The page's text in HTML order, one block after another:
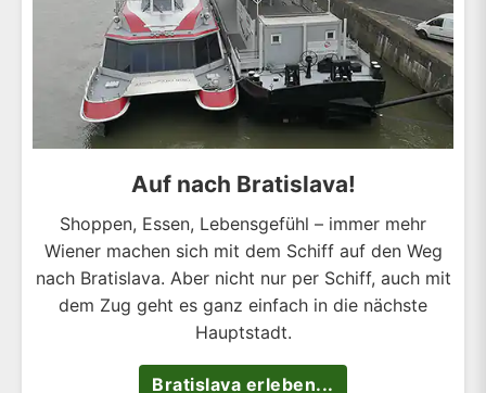
Auf nach Bratislava!
Shoppen, Essen, Lebensgefühl – immer mehr
Wiener machen sich mit dem Schiff auf den Weg
nach Bratislava. Aber nicht nur per Schiff, auch mit
dem Zug geht es ganz einfach in die nächste
Hauptstadt.
Bratislava erleben...